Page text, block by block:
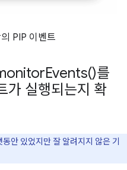
PIP 이벤트
Events()를
가 실행되는지 확
안 있었지만 잘 알려지지 않은 기